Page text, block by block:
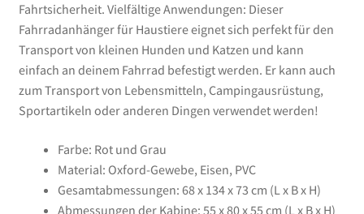
Fahrtsicherheit. Vielfältige Anwendungen: Dieser
Fahrradanhänger für Haustiere eignet sich perfekt für den
Transport von kleinen Hunden und Katzen und kann
einfach an deinem Fahrrad befestigt werden. Er kann auch
zum Transport von Lebensmitteln, Campingausrüstung,
Sportartikeln oder anderen Dingen verwendet werden!
Farbe: Rot und Grau
Material: Oxford-Gewebe, Eisen, PVC
Gesamtabmessungen: 68 x 134 x 73 cm (L x B x H)
Abmessungen der Kabine: 55 x 80 x 55 cm (L x B x H)